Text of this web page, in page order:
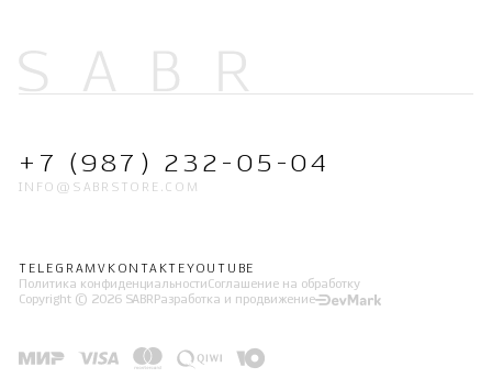
+7 (987) 232-05-04
INFO@SABRSTORE.COM
TELEGRAMVKONTAKTE YOUTUBE
Политика конфиденциальности Соглашение на обработку
Copyright © 2026 SABR Разработка и продвижение